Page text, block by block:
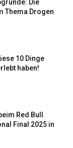
Die
Thema Drogen
10 Dinge
haben!
Red Bull
Final 2025 in